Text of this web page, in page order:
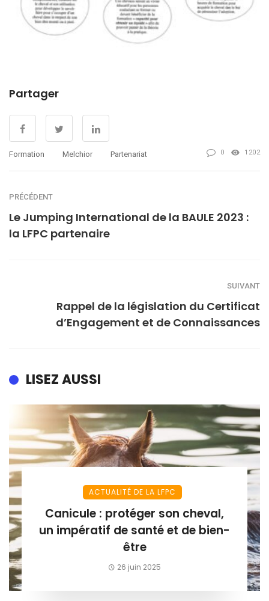
Partager
Formation Melchior Partenariat 0 1202
PRÉCÉDENT
Le Jumping International de la BAULE 2023 :
la LFPC partenaire
SUIVANT
Rappel de la législation du Certificat
d’Engagement et de Connaissances
LISEZ AUSSI
ACTUALITÉ DE LA LFPC
Canicule : protéger son cheval,
un impératif de santé et de bien-
être
26 juin 2025